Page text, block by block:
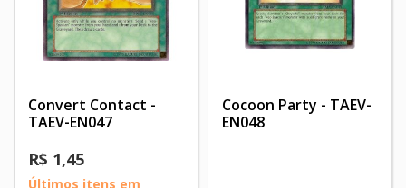
Convert Contact -
TAEV-EN047
R$ 1,45
Últimos itens em
Cocoon Party - TAEV-
EN048